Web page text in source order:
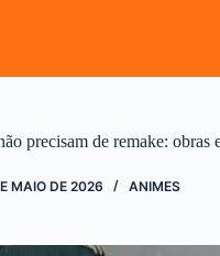
precisam de remake: obras
MAIO DE 2026 ANIMES